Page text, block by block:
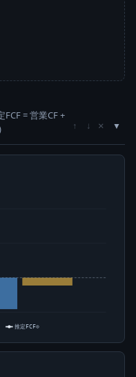
= 営業CF +
↑ ↓ ×
推定FCF⊙